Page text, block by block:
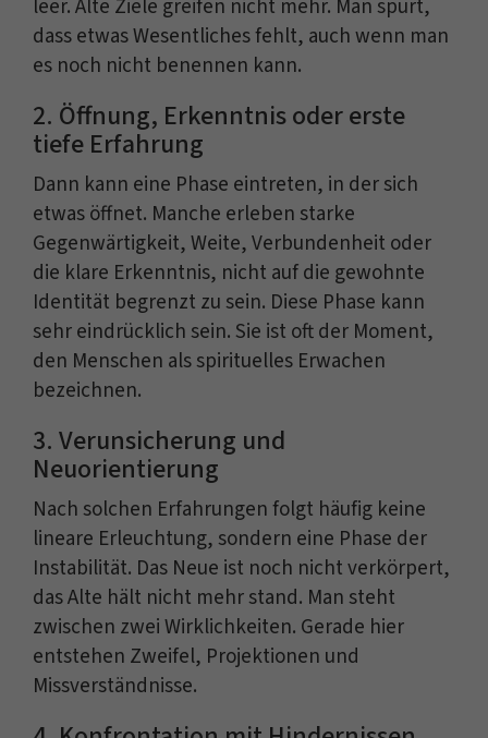
leer. Alte Ziele greifen nicht mehr. Man spürt,
dass etwas Wesentliches fehlt, auch wenn man
es noch nicht benennen kann.
2. Öffnung, Erkenntnis oder erste
tiefe Erfahrung
Dann kann eine Phase eintreten, in der sich
etwas öffnet. Manche erleben starke
Gegenwärtigkeit, Weite, Verbundenheit oder
die klare Erkenntnis, nicht auf die gewohnte
Identität begrenzt zu sein. Diese Phase kann
sehr eindrücklich sein. Sie ist oft der Moment,
den Menschen als spirituelles Erwachen
bezeichnen.
3. Verunsicherung und
Neuorientierung
Nach solchen Erfahrungen folgt häufig keine
lineare Erleuchtung, sondern eine Phase der
Instabilität. Das Neue ist noch nicht verkörpert,
das Alte hält nicht mehr stand. Man steht
zwischen zwei Wirklichkeiten. Gerade hier
entstehen Zweifel, Projektionen und
Missverständnisse.